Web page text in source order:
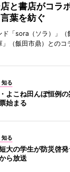
と書店がコ
葉を紡ぐ
ド「sora（ソラ）」
」（飯田市鼎）との
知る
よこね田んぼ恒例
始まる
知る
大の学生が防災啓
ら放送